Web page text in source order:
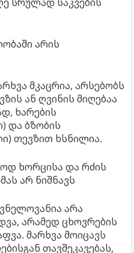
არის
მკაცრია, არსებობს
ან ღვინის მიღებაა
ხარების
და ბზობის
თევზით ხსნილია.
ხორცისა და რძის
არ ნიშნავს
არა
არამედ ცხოვრების
მარხვა მოიცავს
თავშეკავებას,